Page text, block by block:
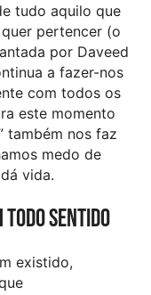
tudo aquilo que
pertencer (o
por Daveed
a fazer-nos
com todos os
este momento
também nos faz
medo de
vida.
todo sentido
existido,